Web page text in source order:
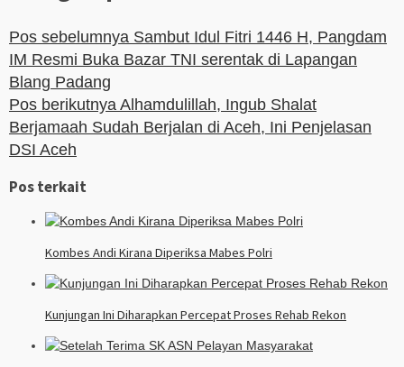
Pos sebelumnya Sambut Idul Fitri 1446 H, Pangdam
IM Resmi Buka Bazar TNI serentak di Lapangan
Blang Padang
Pos berikutnya Alhamdulillah, Ingub Shalat
Berjamaah Sudah Berjalan di Aceh, Ini Penjelasan
DSI Aceh
Pos terkait
Kombes Andi Kirana Diperiksa Mabes Polri
Kunjungan Ini Diharapkan Percepat Proses Rehab Rekon